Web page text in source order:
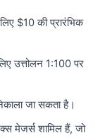
$10 की प्रारंभिक
उत्तोलन 1:100 पर
जा सकता है।
मेजर्स शामिल हैं, जो